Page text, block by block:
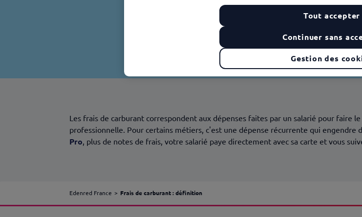
Les frais de carburant correspondent aux dépenses faites par un salarié pour faire
professionnelle. Pour certains métiers, c'est une dépense récurrente qui engendre
Pro , plus de notes de frais, votre salarié paye directement avec sa carte et vous
Edenred France Frais de carburant : définition
Gestion des
Continuer sans
Tout accepter